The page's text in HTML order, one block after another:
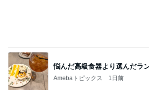
Amebaトピックス
記事を読む